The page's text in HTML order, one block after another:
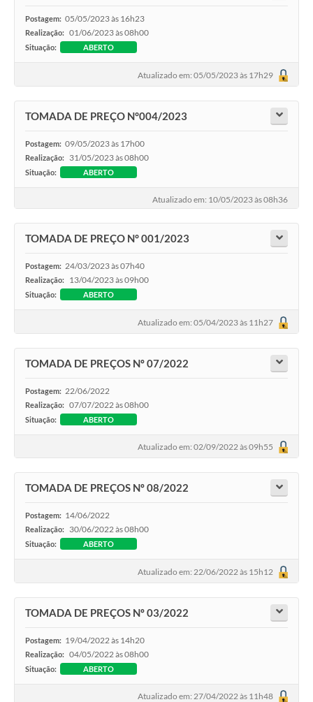
Turismo
Obras
Contas Públicas
Serviços Online
Transparência
Emprega
Enquete
Jornal
SIC
Postagem: 05/05/2023 às 16h23
Realização: 01/06/2023 às 08h00
Situação: ABERTO
Atualizado em: 05/05/2023 às 17h29
TOMADA DE PREÇO N°004/2023
Postagem: 09/05/2023 às 17h00
Realização: 31/05/2023 às 08h00
Situação: ABERTO
Atualizado em: 10/05/2023 às 08h36
TOMADA DE PREÇO N° 001/2023
Postagem: 24/03/2023 às 07h40
Realização: 13/04/2023 às 09h00
Situação: ABERTO
Atualizado em: 05/04/2023 às 11h27
TOMADA DE PREÇOS Nº 07/2022
Postagem: 22/06/2022
Realização: 07/07/2022 às 08h00
Situação: ABERTO
Atualizado em: 02/09/2022 às 09h55
TOMADA DE PREÇOS Nº 08/2022
Postagem: 14/06/2022
Realização: 30/06/2022 às 08h00
Situação: ABERTO
Atualizado em: 22/06/2022 às 15h12
TOMADA DE PREÇOS Nº 03/2022
Postagem: 19/04/2022 às 14h20
Realização: 04/05/2022 às 08h00
Situação: ABERTO
Atualizado em: 27/04/2022 às 11h48